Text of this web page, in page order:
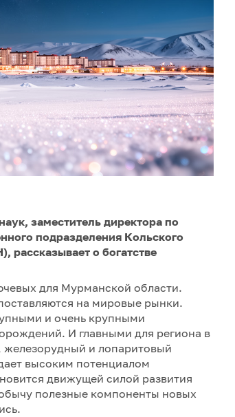
заместитель директора по
подразделения Кольского
рассказывает о богатстве
для Мурманской области.
на мировые рынки.
и очень крупными
И главными для региона в
железорудный и лопаритовый
высоким потенциалом
движущей силой развития
полезные компоненты новых